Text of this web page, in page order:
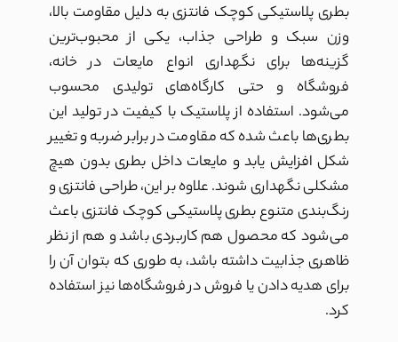
بطری پلاستیکی کوچک فانتزی به دلیل مقاومت بالا،
وزن سبک و طراحی جذاب، یکی از محبوب‌ترین
گزینه‌ها برای نگهداری انواع مایعات در خانه،
فروشگاه و حتی کارگاه‌های تولیدی محسوب
می‌شود. استفاده از پلاستیک با کیفیت در تولید این
بطری‌ها باعث شده که مقاومت در برابر ضربه و تغییر
شکل افزایش یابد و مایعات داخل بطری بدون هیچ
مشکلی نگهداری شوند. علاوه بر این، طراحی فانتزی و
رنگ‌بندی متنوع بطری پلاستیکی کوچک فانتزی باعث
می‌شود که محصول هم کاربردی باشد و هم از نظر
ظاهری جذابیت داشته باشد، به طوری که بتوان آن را
برای هدیه دادن یا فروش در فروشگاه‌ها نیز استفاده
کرد.